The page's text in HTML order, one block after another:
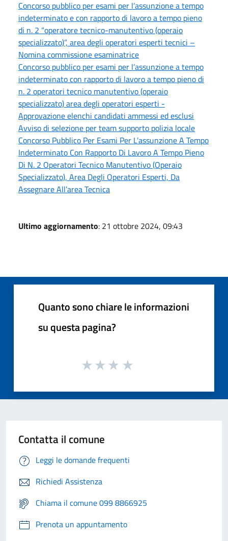
Concorso pubblico per esami per l’assunzione a tempo
indeterminato e con rapporto di lavoro a tempo pieno
di n. 2 “operatore tecnico-manutentivo (operaio
specializzato)”, area degli operatori esperti tecnici –
Nomina commissione esaminatrice
Concorso pubblico per esami per l’assunzione a tempo
indeterminato con rapporto di lavoro a tempo pieno di
n. 2 operatori tecnico manutentivo (operaio
specializzato) area degli operatori esperti -
Approvazione elenchi candidati ammessi ed esclusi
Avviso di selezione per team supporto polizia locale
Concorso Pubblico Per Esami Per L’assunzione A Tempo
Indeterminato Con Rapporto Di Lavoro A Tempo Pieno
Di N. 2 Operatori Tecnico Manutentivo (Operaio
Specializzato), Area Degli Operatori Esperti, Da
Assegnare All’area Tecnica
Ultimo aggiornamento: 21 ottobre 2024, 09:43
Quanto sono chiare le informazioni
su questa pagina?
Contatta il comune
Leggi le domande frequenti
Richiedi Assistenza
Chiama il comune 099 8866925
Prenota un appuntamento